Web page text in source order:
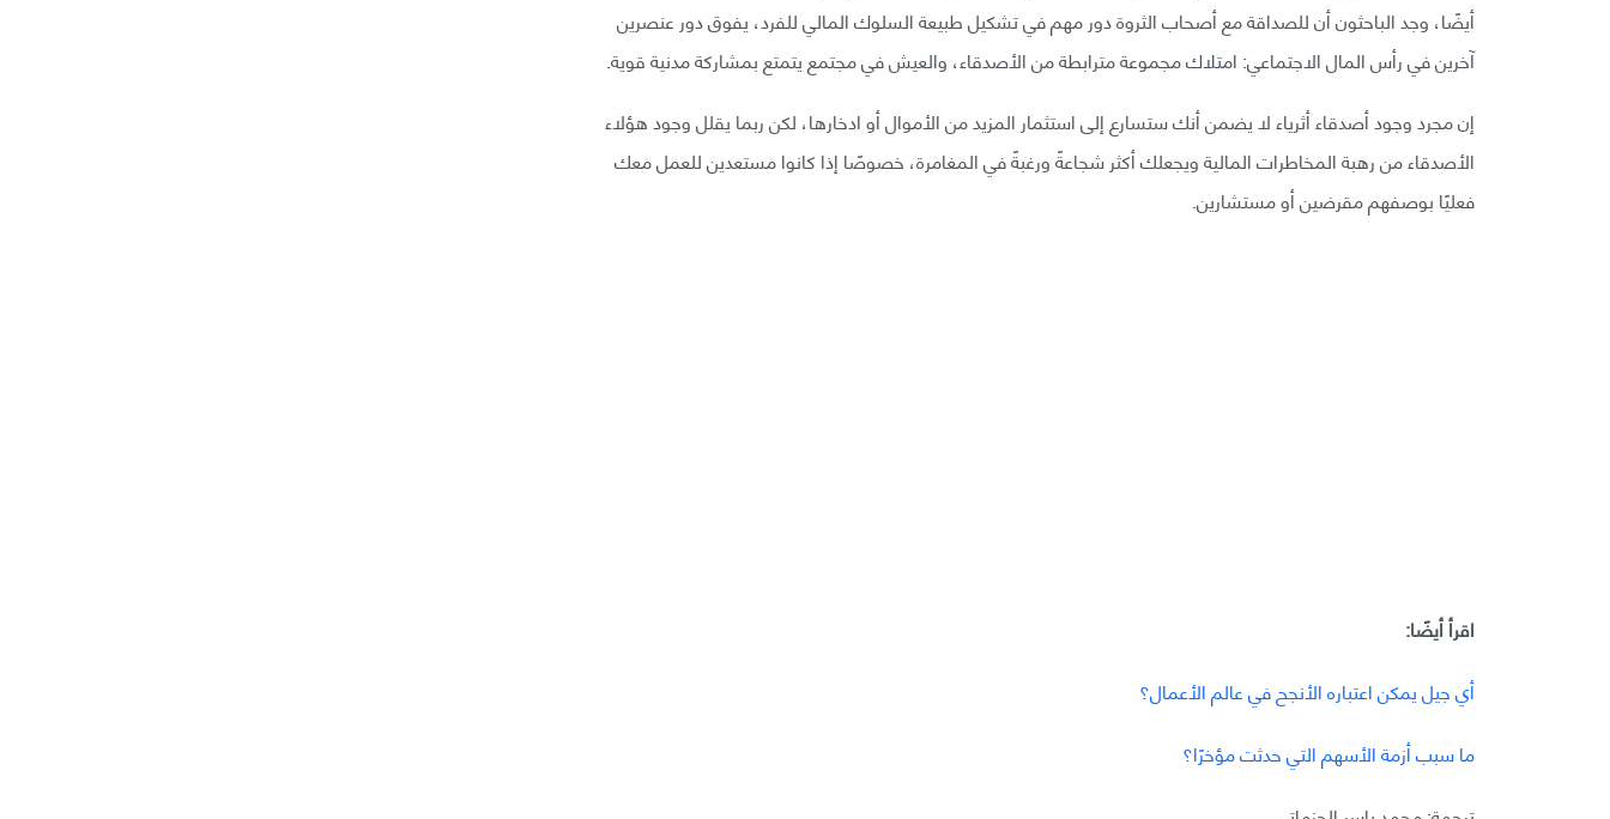
أيضًا، وجد الباحثون أن للصداقة مع أصحاب الثروة دور مهم في تشكيل طبيعة السلوك المالي للفرد، يفوق دور عنصرين
آخرين في رأس المال الاجتماعي: امتلاك مجموعة مترابطة من الأصدقاء، والعيش في مجتمع يتمتع بمشاركة مدنية قوية.
إن مجرد وجود أصدقاء أثرياء لا يضمن أنك ستسارع إلى استثمار المزيد من الأموال أو ادخارها، لكن ربما يقلل وجود هؤلاء
الأصدقاء من رهبة المخاطرات المالية ويجعلك أكثر شجاعةً ورغبةً في المغامرة، خصوصًا إذا كانوا مستعدين للعمل معك
فعليًا بوصفهم مقرضين أو مستشارين.
اقرأ أيضًا:
أي جيل يمكن اعتباره الأنجح في عالم الأعمال؟
ما سبب أزمة الأسهم التي حدثت مؤخرًا؟